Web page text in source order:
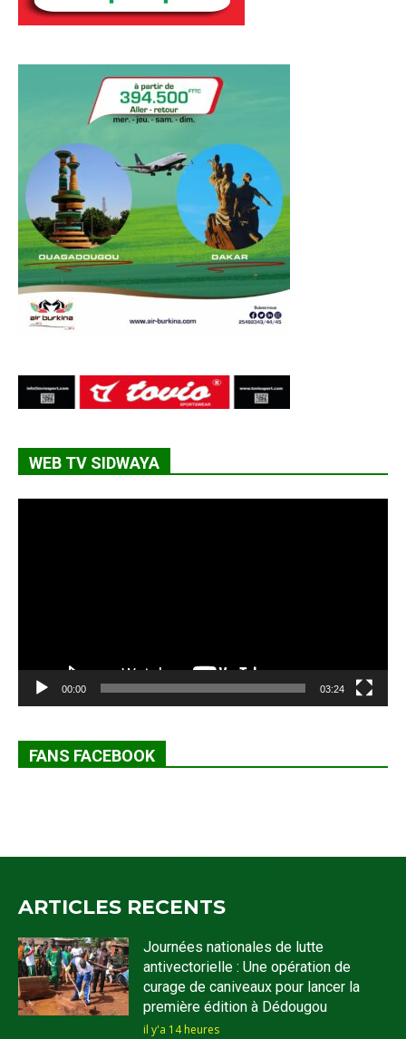
WEB TV SIDWAYA
00:00 03:24
FANS FACEBOOK
ARTICLES RECENTS
Journées nationales de lutte
antivectorielle : Une opération de
curage de caniveaux pour lancer la
première édition à Dédougou
il y'a 14 heures